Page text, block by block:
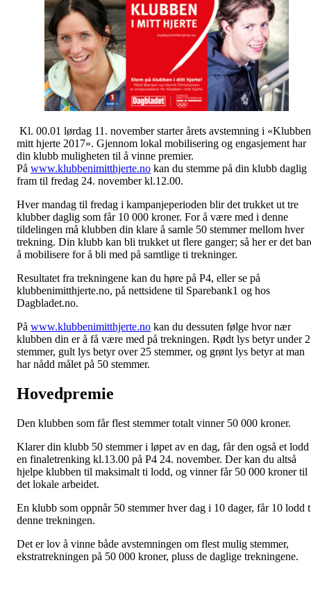
Kl. 00.01 lørdag 11. november starter årets avstemning i
mitt hjerte 2017». Gjennom lokal mobilisering og engasjement har
din klubb muligheten til å vinne premier.
På www.klubbenimitthjerte.no kan du stemme på din klubb daglig
fram til fredag 24. november kl.12.00.
Hver mandag til fredag i kampanjeperioden blir det trukket ut tre
klubber daglig som får 10 000 kroner. For å være med i denne
tildelingen må klubben din klare å samle 50 stemmer mellom hver
trekning. Din klubb kan bli trukket ut flere ganger; så her er det
å mobilisere for å bli med på samtlige ti trekninger.
Resultatet fra trekningene kan du høre på P4, eller se på
klubbenimitthjerte.no, på nettsidene til Sparebank1 og hos
Dagbladet.no.
På www.klubbenimitthjerte.no kan du dessuten følge hvor nær
klubben din er å få være med på trekningen. Rødt lys betyr under
stemmer, gult lys betyr over 25 stemmer, og grønt lys betyr at man
har nådd målet på 50 stemmer.
Hovedpremie
Den klubben som får flest stemmer totalt vinner 50 000 kroner.
Klarer din klubb 50 stemmer i løpet av en dag, får den også et
en finaletrenking kl.13.00 på P4 24. november. Der kan du altså
hjelpe klubben til maksimalt ti lodd, og vinner får 50 000 kroner til
det lokale arbeidet.
En klubb som oppnår 50 stemmer hver dag i 10 dager, får 10 lodd
denne trekningen.
Det er lov å vinne både avstemningen om flest mulig stemmer,
ekstratrekningen på 50 000 kroner, pluss de daglige trekningene.